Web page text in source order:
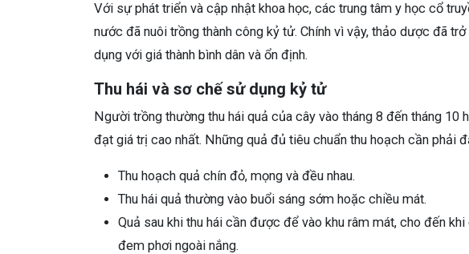
Với sự phát triển và cập nhật khoa học, các trung tâm y học cổ
nước đã nuôi trồng thành công kỷ tử. Chính vì vậy, thảo dược đã
dụng với giá thành bình dân và ổn định.
Thu hái và sơ chế sử dụng kỷ tử
Người trồng thường thu hái quả của cây vào tháng 8 đến tháng 10
đạt giá trị cao nhất. Những quả đủ tiêu chuẩn thu hoạch cần phải
Thu hoạch quả chín đỏ, mọng và đều nhau.
Thu hái quả thường vào buổi sáng sớm hoặc chiều mát.
Quả sau khi thu hái cần được để vào khu râm mát, cho đến
đem phơi ngoài nắng.